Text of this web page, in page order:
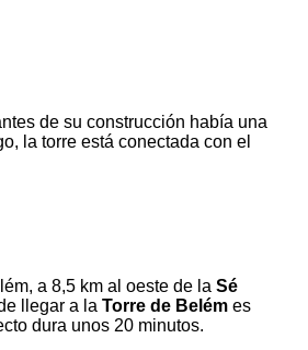
de su construcción había una
la torre está conectada con el
a 8,5 km al oeste de la Sé
llegar a la Torre de Belém es
dura unos 20 minutos.